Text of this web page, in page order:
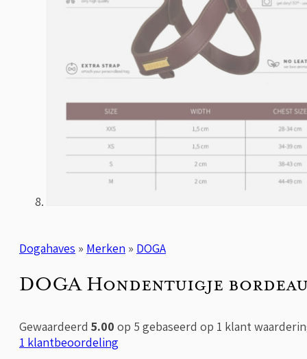
Dogahaves » Merken » DOGA
DOGA Hondentuigje
Gewaardeerd 5.00 op 5 gebaseerd op 1 klant
1 klantbeoordeling